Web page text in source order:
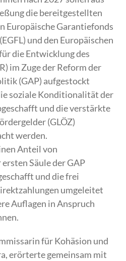
die bereitgestellten
Europäische Garantiefonds
und den Europäischen
die Entwicklung des
im Zuge der Reform der
(GAP) aufgestockt
soziale Konditionalität der
und die verstärkte
(GLÖZ)
werden.
Anteil von
Säule der GAP
und die frei
umgeleitet
Auflagen in Anspruch
für Kohäsion und
erörterte gemeinsam mit